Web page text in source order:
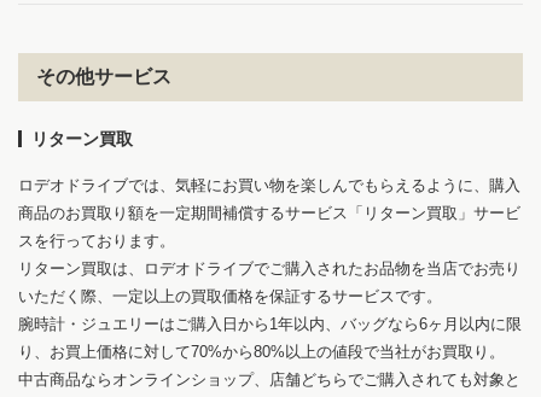
その他サービス
リターン買取
ロデオドライブでは、気軽にお買い物を楽しんでもらえるように、購入
商品のお買取り額を一定期間補償するサービス「リターン買取」サービ
スを行っております。
リターン買取は、ロデオドライブでご購入されたお品物を当店でお売り
いただく際、一定以上の買取価格を保証するサービスです。
腕時計・ジュエリーはご購入日から1年以内、バッグなら6ヶ月以内に限
り、お買上価格に対して70%から80%以上の値段で当社がお買取り。
中古商品ならオンラインショップ、店舗どちらでご購入されても対象と